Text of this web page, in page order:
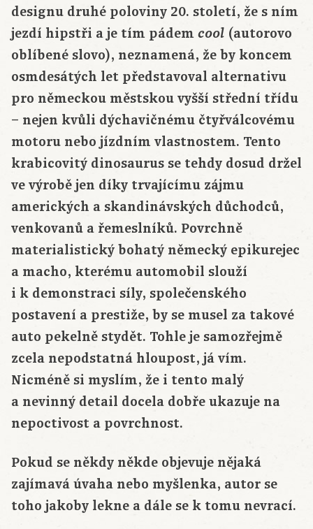
designu druhé poloviny 20. století, že s ním
jezdí hipstři a je tím pádem cool (autorovo
oblíbené slovo), neznamená, že by koncem
osmdesátých let představoval alternativu
pro německou městskou vyšší střední třídu
– nejen kvůli dýchavičnému čtyřválcovému
motoru nebo jízdním vlastnostem. Tento
krabicovitý dinosaurus se tehdy dosud držel
ve výrobě jen díky trvajícímu zájmu
amerických a skandinávských důchodců,
venkovanů a řemeslníků. Povrchně
materialistický bohatý německý epikurejec
a macho, kterému automobil slouží
i k demonstraci síly, společenského
postavení a prestiže, by se musel za takové
auto pekelně stydět. Tohle je samozřejmě
zcela nepodstatná hloupost, já vím.
Nicméně si myslím, že i tento malý
a nevinný detail docela dobře ukazuje na
nepoctivost a povrchnost.
Pokud se někdy někde objevuje nějaká
zajímavá úvaha nebo myšlenka, autor se
toho jakoby lekne a dále se k tomu nevrací.